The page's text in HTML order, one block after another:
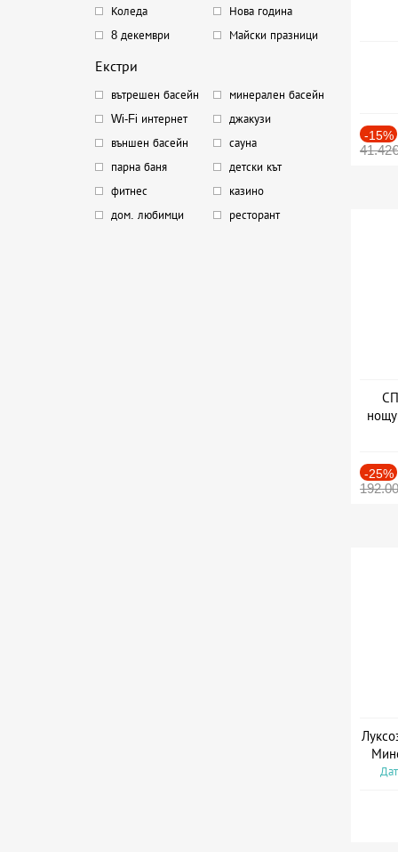
Коледа
Нова година
8 декември
Майски празници
Екстри
вътрешен басейн
минерален басейн
Wi-Fi интернет
джакузи
външен басейн
сауна
парна баня
детски кът
фитнес
казино
дом. любимци
ресторант
-15%
41.42€
-25%